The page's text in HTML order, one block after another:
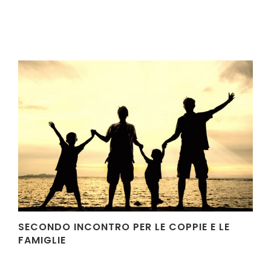
SECONDO INCONTRO PER LE COPPIE E LE
FAMIGLIE